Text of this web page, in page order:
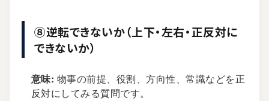
⑧逆転できないか（上下・左右・正反対に
できないか）
意味: 物事の前提、役割、方向性、常識などを正
反対にしてみる質問です。